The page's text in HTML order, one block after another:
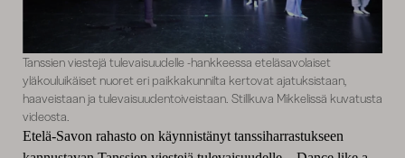
Tanssien viestejä tulevaisuudelle -hankkeessa eteläsavolaiset
yläkouluikäiset nuoret eri paikkakunnilta kertovat ajatuksistaan,
haaveistaan ja tulevaisuudentoiveistaan. Stillkuva Mikkelissä kuvatusta
videosta.
Etelä-Savon rahasto on käynnistänyt tanssiharrastukseen